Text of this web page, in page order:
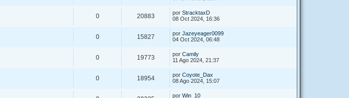
0 20883 por StracktaxD
08 Oct 2024, 16:36
0 15827 por Jazeyeager0099
04 Oct 2024, 06:48
0 19773 por Camily
11 Ago 2024, 21:37
0 18954 por Coyote_Dax
08 Ago 2024, 15:07
por Win_10